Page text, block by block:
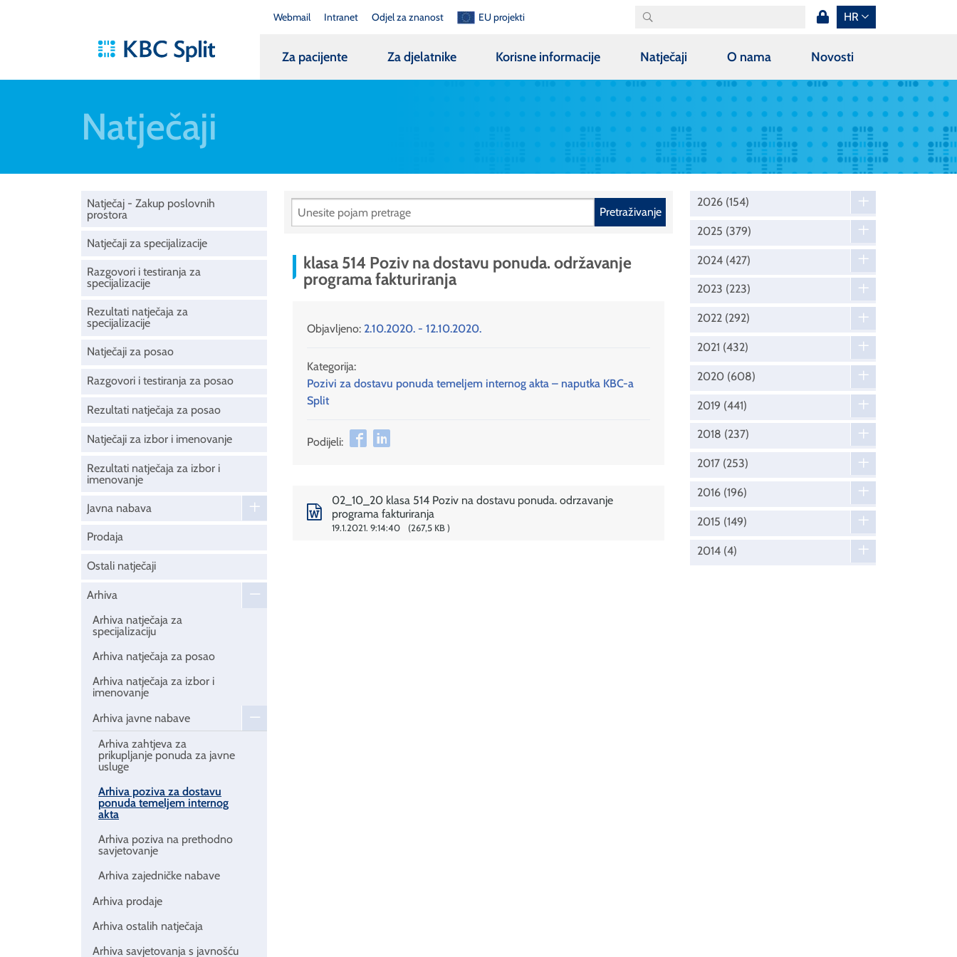
Webmail Intranet Odjel za znanost EU projekti HR
Za pacijente Za djelatnike Korisne informacije Natječaji O nama Novosti
Natječaji
Natječaj - Zakup poslovnih
prostora
Natječaji za specijalizacije
Razgovori i testiranja za
specijalizacije
Rezultati natječaja za
specijalizacije
Natječaji za posao
Razgovori i testiranja za posao
Rezultati natječaja za posao
Natječaji za izbor i imenovanje
Rezultati natječaja za izbor i
imenovanje
Javna nabava
Prodaja
Ostali natječaji
Arhiva
Arhiva natječaja za
specijalizaciju
Arhiva natječaja za posao
Arhiva natječaja za izbor i
imenovanje
Arhiva javne nabave
Arhiva zahtjeva za
prikupljanje ponuda za javne
usluge
Arhiva poziva za dostavu
ponuda temeljem internog
akta
Arhiva poziva na prethodno
savjetovanje
Arhiva zajedničke nabave
Arhiva prodaje
Arhiva ostalih natječaja
Arhiva savjetovanja s javnošću
Pretraživanje
klasa 514 Poziv na dostavu ponuda. održavanje
programa fakturiranja
Objavljeno: 2.10.2020. - 12.10.2020.
Kategorija:
Pozivi za dostavu ponuda temeljem internog akta – naputka KBC-a
Split
Podijeli:
02_10_20 klasa 514 Poziv na dostavu ponuda. odrzavanje
programa fakturiranja
19.1.2021. 9:14:40 267,5 KB
2026 (154)
2025 (379)
2024 (427)
2023 (223)
2022 (292)
2021 (432)
2020 (608)
2019 (441)
2018 (237)
2017 (253)
2016 (196)
2015 (149)
2014 (4)